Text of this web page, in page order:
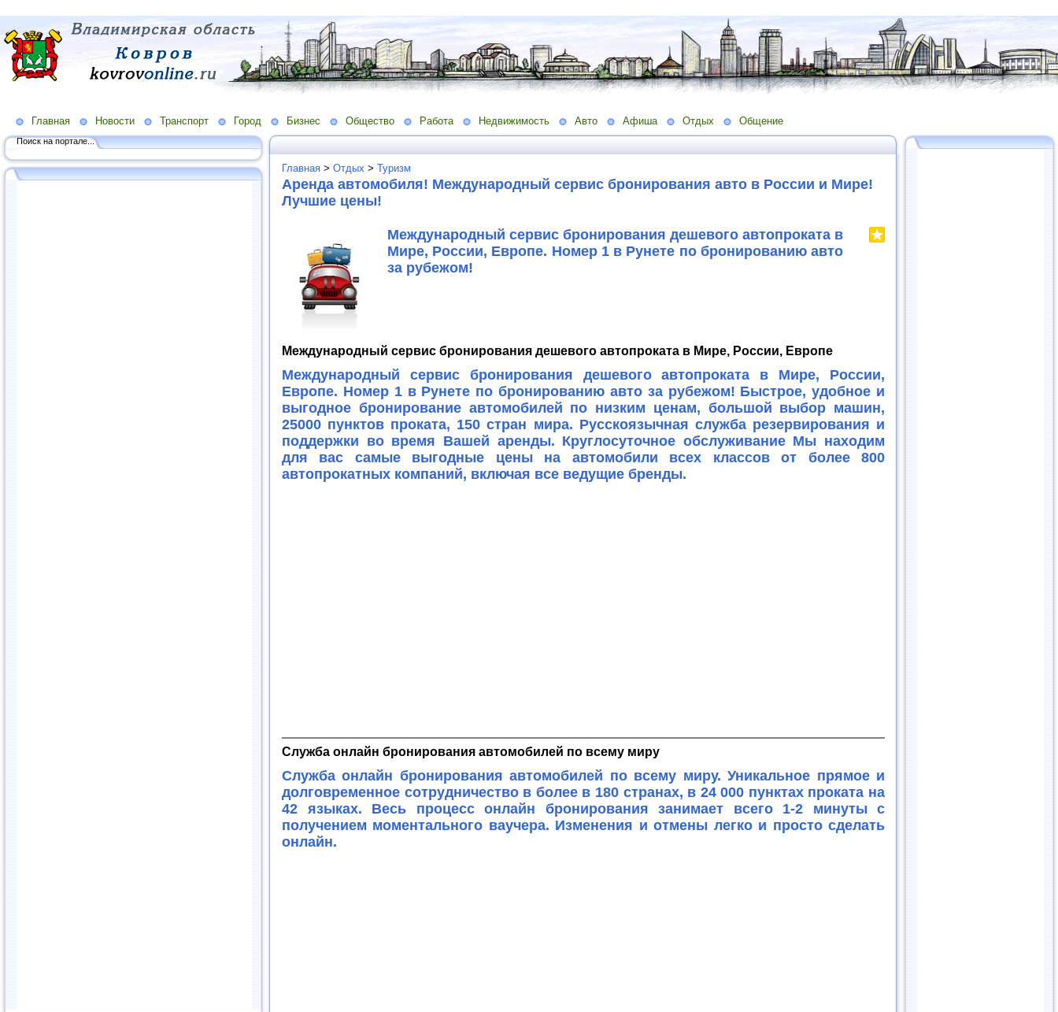
Главная Новости Транспорт Город Бизнес Общество Работа Недвижимость Авто Афиша Отдых Общение
Поиск на портале...
Главная > Отдых > Туризм
Аренда автомобиля! Международный сервис бронирования авто в России и Мире!
Лучшие цены!
Международный сервис бронирования дешевого автопроката в
Мире, России, Европе. Номер 1 в Рунете по бронированию авто
за рубежом!
Международный сервис бронирования дешевого автопроката в Мире, России, Европе
Международный сервис бронирования дешевого автопроката в Мире, России,
Европе. Номер 1 в Рунете по бронированию авто за рубежом! Быстрое, удобное и
выгодное бронирование автомобилей по низким ценам, большой выбор машин,
25000 пунктов проката, 150 стран мира. Русскоязычная служба резервирования и
поддержки во время Вашей аренды. Круглосуточное обслуживание Мы находим
для вас самые выгодные цены на автомобили всех классов от более 800
автопрокатных компаний, включая все ведущие бренды.
Служба онлайн бронирования автомобилей по всему миру
Служба онлайн бронирования автомобилей по всему миру. Уникальное прямое и
долговременное сотрудничество в более в 180 странах, в 24 000 пунктах проката на
42 языках. Весь процесс онлайн бронирования занимает всего 1-2 минуты с
получением моментального ваучера. Изменения и отмены легко и просто сделать
онлайн.